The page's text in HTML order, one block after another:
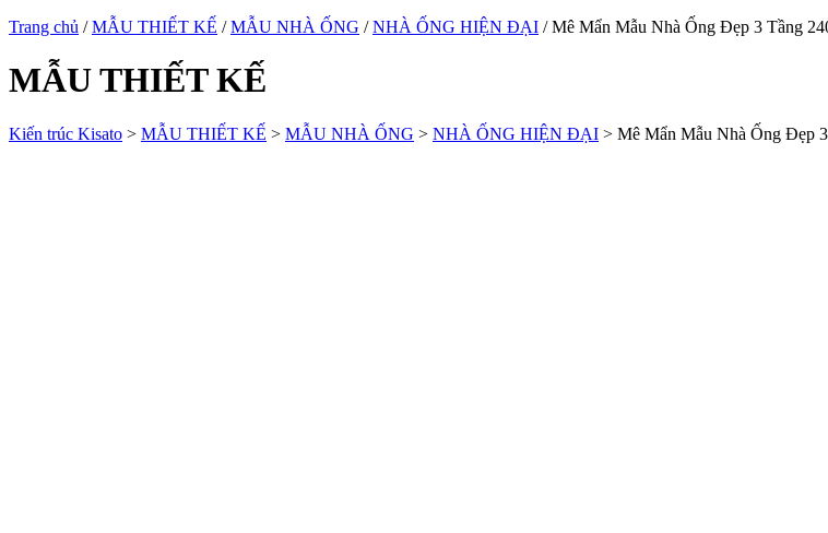
Trang chủ /MẪU THIẾT KẾ /MẪU NHÀ ỐNG /NHÀ ỐNG HIỆN ĐẠI / Mê Mẩn Mẫu Nhà Ống Đẹp 3 Tầng
MẪU THIẾT KẾ
Kiến trúc Kisato > MẪU THIẾT KẾ > MẪU NHÀ ỐNG > NHÀ ỐNG HIỆN ĐẠI > Mê Mẩn Mẫu Nhà Ống Đẹp